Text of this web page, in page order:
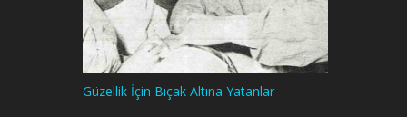
Güzellik İçin Bıçak Altına Yatanlar